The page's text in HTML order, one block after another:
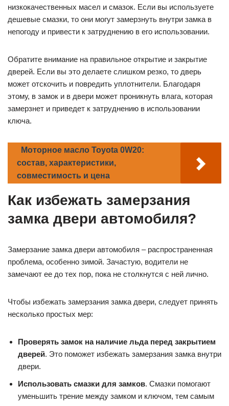
низкокачественных масел и смазок. Если вы используете
дешевые смазки, то они могут замерзнуть внутри замка в
непогоду и привести к затруднению в его использовании.
Обратите внимание на правильное открытие и закрытие
дверей. Если вы это делаете слишком резко, то дверь
может отскочить и повредить уплотнители. Благодаря
этому, в замок и в двери может проникнуть влага, которая
замерзнет и приведет к затруднению в использовании
ключа.
Моторное масло Toyota 0W20:
состав, характеристики,
совместимость и цена
Как избежать замерзания
замка двери автомобиля?
Замерзание замка двери автомобиля – распространенная
проблема, особенно зимой. Зачастую, водители не
замечают ее до тех пор, пока не столкнутся с ней лично.
Чтобы избежать замерзания замка двери, следует принять
несколько простых мер:
Проверять замок на наличие льда перед закрытием
дверей. Это поможет избежать замерзания замка внутри
двери.
Использовать смазки для замков. Смазки помогают
уменьшить трение между замком и ключом, тем самым